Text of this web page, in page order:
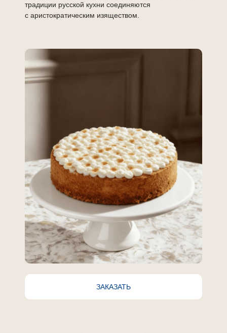
ЗАКАЗАТЬ
традиции русской кухни соединяются
с аристократическим изяществом.